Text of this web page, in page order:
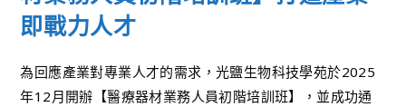
即戰力人才
為回應產業對專業人才的需求，光鹽生物科技學苑於2025
年12月開辦【醫療器材業務人員初階培訓班】，並成功通